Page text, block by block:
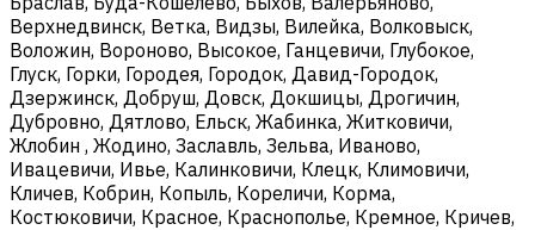
Верхнедвинск, Ветка, Видзы, Вилейка, Волковыск,
Воложин, Вороново, Высокое, Ганцевичи, Глубокое,
Глуск, Горки, Городея, Городок, Давид-Городок,
Дзержинск, Добруш, Довск, Докшицы, Дрогичин,
Дубровно, Дятлово, Ельск, Жабинка, Житковичи,
Жлобин , Жодино, Заславль, Зельва, Иваново,
Ивацевичи, Ивье, Калинковичи, Клецк, Климовичи,
Кличев, Кобрин, Копыль, Кореличи, Корма,
Костюковичи, Красное, Краснополье, Кремное, Кричев,